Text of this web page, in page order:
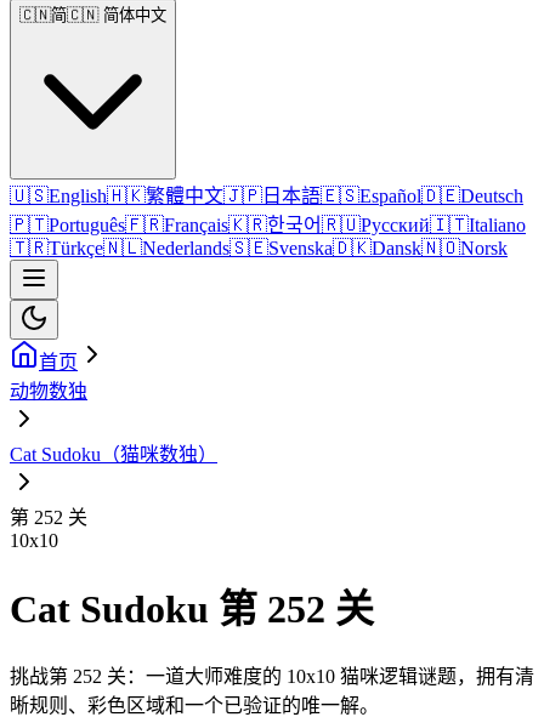
🇨🇳简🇨🇳 简体中文
🇺🇸English🇭🇰繁體中文🇯🇵 日本語🇪🇸Español🇩🇪Deutsch
🇵🇹Português🇫🇷Français🇰🇷한국어🇷🇺Русский🇮🇹Italiano
🇹🇷Türkçe🇳🇱Nederlands🇸🇪Svenska🇩🇰Dansk🇳🇴Norsk
首页
动物数独
Cat Sudoku（猫咪数独）
第 252 关
10x10
Cat Sudoku 第 252 关
挑战第 252 关：一道大师难度的 10x10 猫咪逻辑谜题，拥有清
晰规则、彩色区域和一个已验证的唯一解。